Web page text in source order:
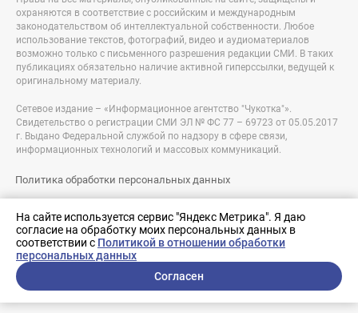
На сайте используется сервис "Яндекс Метрика". Я даю
согласие на обработку моих персональных данных в
соответствии с Политикой в отношении обработки
персональных данных
Согласен
охраняются в соответствие с российским и международным
законодательством об интеллектуальной собственности. Любое
использование текстов, фотографий, видео и аудиоматериалов
возможно только с письменного разрешения редакции СМИ. В таких
публикациях обязательно наличие активной гиперссылки, ведущей к
оригинальному материалу.
Сетевое издание – «Информационное агентство "Чукотка"».
Свидетельство о регистрации СМИ ЭЛ № ФС 77 – 69723 от 05.05.2017
г. Выдано Федеральной службой по надзору в сфере связи,
информационных технологий и массовых коммуникаций.
Политика обработки персональных данных
Разработка сайта:
nologostudio.ru